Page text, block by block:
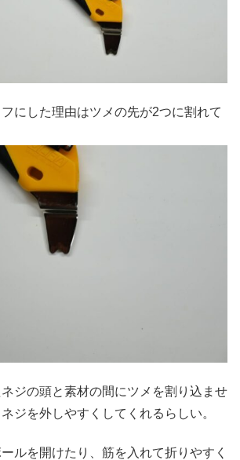
にした理由はツメの先が2つに割れて
ジの頭と素材の間にツメを割り込ませ
ジを外しやすくしてくれるらしい。
ルを開けたり、筋を入れて折りやすく